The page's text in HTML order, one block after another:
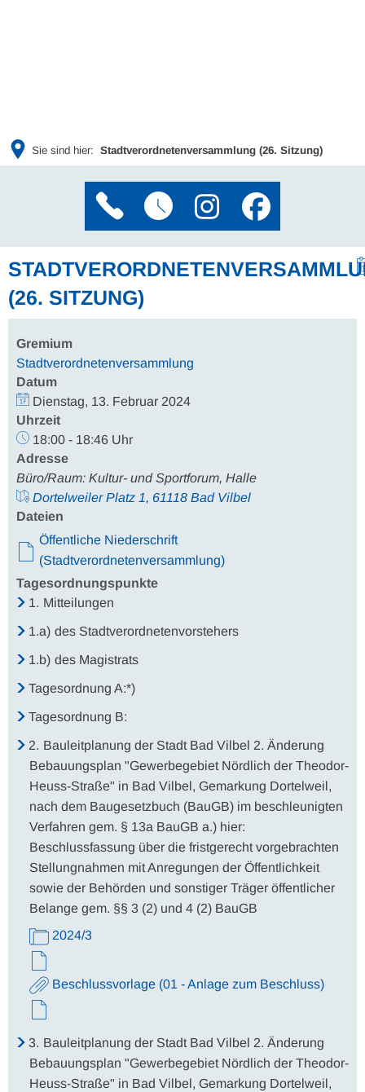
Sie sind hier: Stadtverordnetenversammlung (26. Sitzung)
(26. SITZUNG)
Gremium
Stadtverordnetenversammlung
Datum
Dienstag, 13. Februar 2024
Uhrzeit
18:00 - 18:46 Uhr
Adresse
Büro/Raum: Kultur- und Sportforum, Halle
Dortelweiler Platz 1, 61118 Bad Vilbel
Dateien
Öffentliche Niederschrift
(Stadtverordnetenversammlung)
Tagesordnungspunkte
1. Mitteilungen
1.a) des Stadtverordnetenvorstehers
1.b) des Magistrats
Tagesordnung A:*)
Tagesordnung B:
2. Bauleitplanung der Stadt Bad Vilbel 2. Änderung
Bebauungsplan "Gewerbegebiet Nördlich der Theodor-
Heuss-Straße" in Bad Vilbel, Gemarkung Dortelweil,
nach dem Baugesetzbuch (BauGB) im beschleunigten
Verfahren gem. § 13a BauGB a.) hier:
Beschlussfassung über die fristgerecht vorgebrachten
Stellungnahmen mit Anregungen der Öffentlichkeit
sowie der Behörden und sonstiger Träger öffentlicher
Belange gem. §§ 3 (2) und 4 (2) BauGB
2024/3
Beschlussvorlage (01 - Anlage zum Beschluss)
3. Bauleitplanung der Stadt Bad Vilbel 2. Änderung
Bebauungsplan "Gewerbegebiet Nördlich der Theodor-
Heuss-Straße" in Bad Vilbel, Gemarkung Dortelweil,